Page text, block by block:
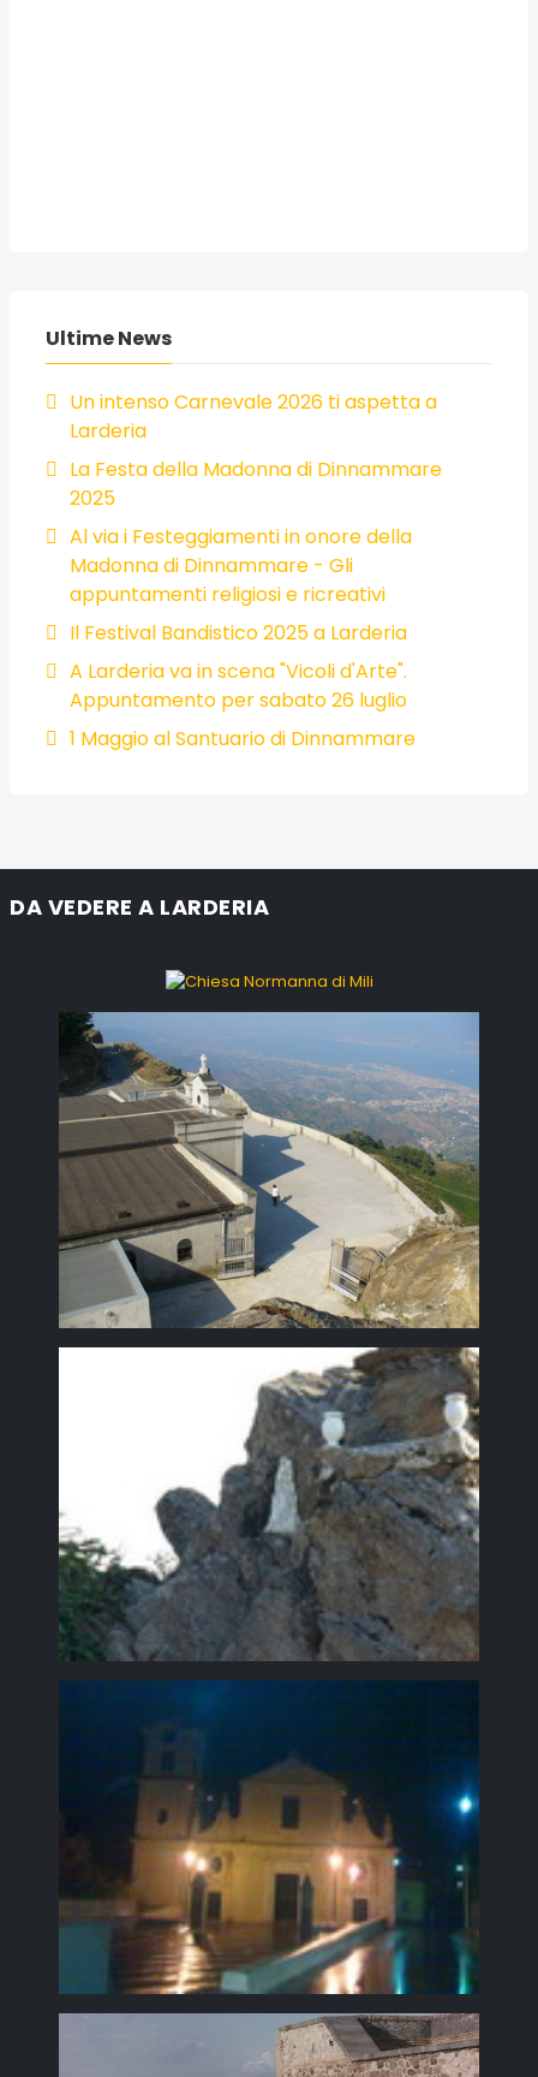
Ultime News
Un intenso Carnevale 2026 ti aspetta a
Larderia
La Festa della Madonna di Dinnammare
2025
Al via i Festeggiamenti in onore della
Madonna di Dinnammare - Gli
appuntamenti religiosi e ricreativi
Il Festival Bandistico 2025 a Larderia
A Larderia va in scena "Vicoli d'Arte".
Appuntamento per sabato 26 luglio
1 Maggio al Santuario di Dinnammare
DA VEDERE A LARDERIA